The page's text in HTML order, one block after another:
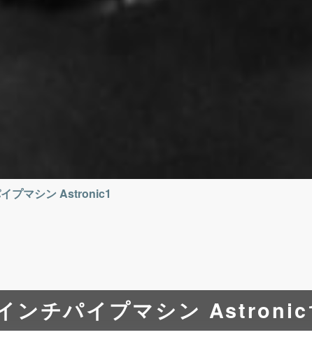
プマシン Astronic1
ンチパイプマシン